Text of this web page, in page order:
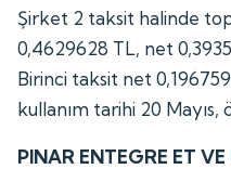
Şirket 2 taksit halinde
0,4629628 TL, net
Birinci taksit net
kullanım tarihi 20 Mayıs,
PINAR ENTEGRE ET